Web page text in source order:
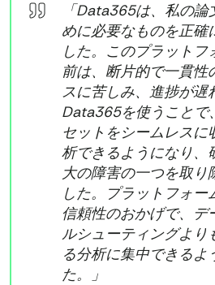
「Data365は、私の
めに必要なものを正確
した。このプラットフ
前は、断片的で一貫性
スに苦しみ、進捗が遅
Data365を使うことで
セットをシームレスに
析できるようになり、
大の障害の一つを取り
した。プラットフォー
信頼性のおかげで、デ
ルシューティングより
る分析に集中できるよ
た。」